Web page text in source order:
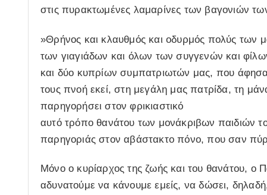
στις πυρακτωμένες λαμαρίνες των βαγονιών
»Θρήνος και κλαυθμός και οδυρμός πολύς
των γιαγιάδων και όλων των συγγενών και
και δύο κυπρίων συμπατριωτών μας, που
τους πνοή εκεί, στη μεγάλη μας πατρίδα, τη
παρηγορήσει στον φρικιαστικό
αυτό τρόπο θανάτου των μονάκριβων παιδιών
παρηγοριάς στον αβάστακτο πόνο, που σαν
Μόνο ο κυρίαρχος της ζωής και του θανάτου, ο
αδυνατούμε να κάνουμε εμείς, να δώσει,